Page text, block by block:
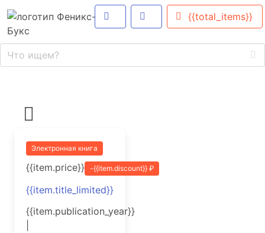
{{total_items}}
Электронная книга
{{item.price}} -{{item.discount}} ₽
{{item.title_limited}}
{{item.publication_year}}